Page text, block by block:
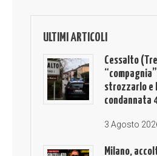
ULTIMI ARTICOLI
Cessalto
strozzarlo e
condannata
3 Agosto
Milano,